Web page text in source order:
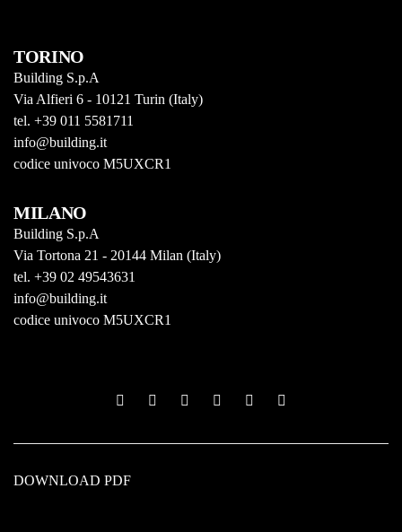
TORINO
Building S.p.A
Via Alfieri 6 - 10121 Turin (Italy)
tel. +39 011 5581711
info@building.it
codice univoco M5UXCR1
MILANO
Building S.p.A
Via Tortona 21 - 20144 Milan (Italy)
tel. +39 02 49543631
info@building.it
codice univoco M5UXCR1
DOWNLOAD PDF